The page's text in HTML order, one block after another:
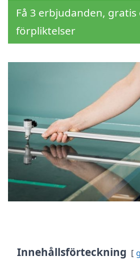
Få 3 erbjudanden,
förpliktelser
Innehållsförteckning